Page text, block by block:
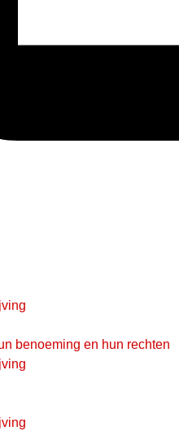
benoeming en hun rechten